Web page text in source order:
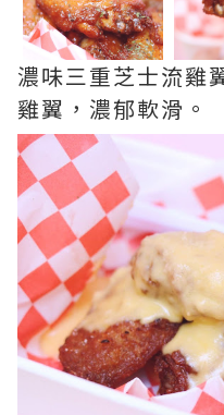
濃味三重芝士流雞
雞翼，濃郁軟滑。